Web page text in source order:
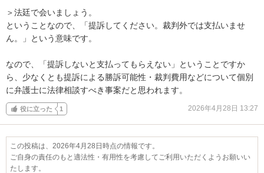
＞法廷で会いましょう。
ということなので、「提訴してください。裁判外では支払いませ
ん。」という意味です。
なので、「提訴しないと支払ってもらえない」ということですか
ら、少なくとも提訴による勝訴可能性・裁判費用などについて個別
に弁護士に法律相談すべき事案だと思われます。
役に立った 1 2026年4月28日 13:27
この投稿は、2026年4月28日時点の情報です。
ご自身の責任のもと適法性・有用性を考慮してご利用いただくようお願いい
たします。